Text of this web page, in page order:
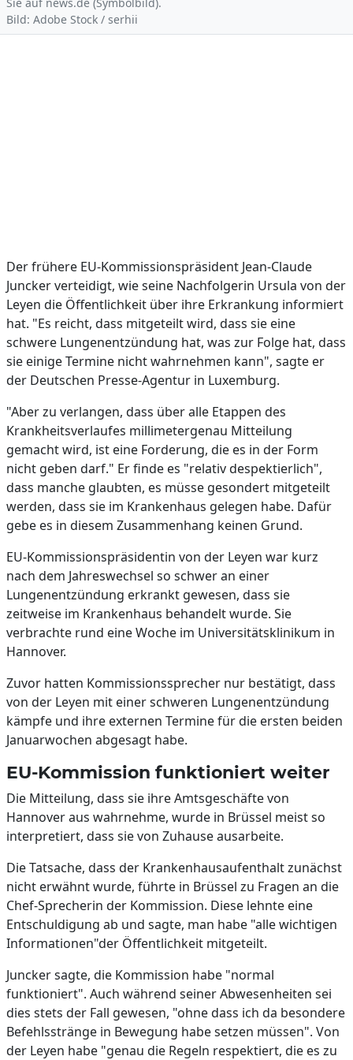
Bild: Adobe Stock / serhii
Der frühere EU-Kommissionspräsident Jean-Claude
Juncker verteidigt, wie seine Nachfolgerin Ursula von der
Leyen die Öffentlichkeit über ihre Erkrankung informiert
hat. "Es reicht, dass mitgeteilt wird, dass sie eine
schwere Lungenentzündung hat, was zur Folge hat, dass
sie einige Termine nicht wahrnehmen kann", sagte er
der Deutschen Presse-Agentur in Luxemburg.
"Aber zu verlangen, dass über alle Etappen des
Krankheitsverlaufes millimetergenau Mitteilung
gemacht wird, ist eine Forderung, die es in der Form
nicht geben darf." Er finde es "relativ despektierlich",
dass manche glaubten, es müsse gesondert mitgeteilt
werden, dass sie im Krankenhaus gelegen habe. Dafür
gebe es in diesem Zusammenhang keinen Grund.
EU-Kommissionspräsidentin von der Leyen war kurz
nach dem Jahreswechsel so schwer an einer
Lungenentzündung erkrankt gewesen, dass sie
zeitweise im Krankenhaus behandelt wurde. Sie
verbrachte rund eine Woche im Universitätsklinikum in
Hannover.
Zuvor hatten Kommissionssprecher nur bestätigt, dass
von der Leyen mit einer schweren Lungenentzündung
kämpfe und ihre externen Termine für die ersten beiden
Januarwochen abgesagt habe.
EU-Kommission funktioniert weiter
Die Mitteilung, dass sie ihre Amtsgeschäfte von
Hannover aus wahrnehme, wurde in Brüssel meist so
interpretiert, dass sie von Zuhause ausarbeite.
Die Tatsache, dass der Krankenhausaufenthalt zunächst
nicht erwähnt wurde, führte in Brüssel zu Fragen an die
Chef-Sprecherin der Kommission. Diese lehnte eine
Entschuldigung ab und sagte, man habe "alle wichtigen
Informationen"der Öffentlichkeit mitgeteilt.
Juncker sagte, die Kommission habe "normal
funktioniert". Auch während seiner Abwesenheiten sei
dies stets der Fall gewesen, "ohne dass ich da besondere
Befehlsstränge in Bewegung habe setzen müssen". Von
der Leyen habe "genau die Regeln respektiert, die es zu